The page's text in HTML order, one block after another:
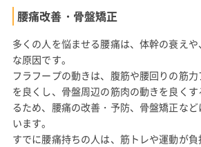
腰痛改善・骨盤矯正
多くの人を悩ませる腰痛は、体幹の衰え
な原因です。
フラフープの動きは、腹筋や腰回りの筋
を良くし、骨盤周辺の筋肉の動きを良く
るため、腰痛の改善・予防、骨盤矯正な
います。
すでに腰痛持ちの人は、筋トレや運動が